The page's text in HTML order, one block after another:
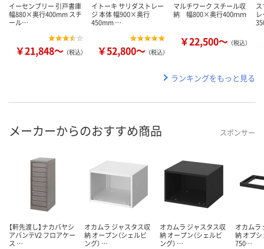
イーセンブリー 引戸書庫
幅880×奥行400mm スチ
ール…
￥21,848～ （税込）
イトーキ サリダストレー
ジ 本体 幅900×奥行
450mm …
￥52,800～ （税込）
マルチワーク スチール収
納 幅800×奥行400ｍｍ
￥22,500～ （税込）
ランキングをもっと見る
メーカーからのおすすめ商品 スポンサー
【軒先渡し】ナカバヤシ
アバンテV2 フロアケー
ス …
オカムラ ジャスタス収
納 オープン（シェルビ
ング） …
オカムラ ジャスタス収
納 オープン（シェルビ
ング） …
オカムラ
納 オプ
750…